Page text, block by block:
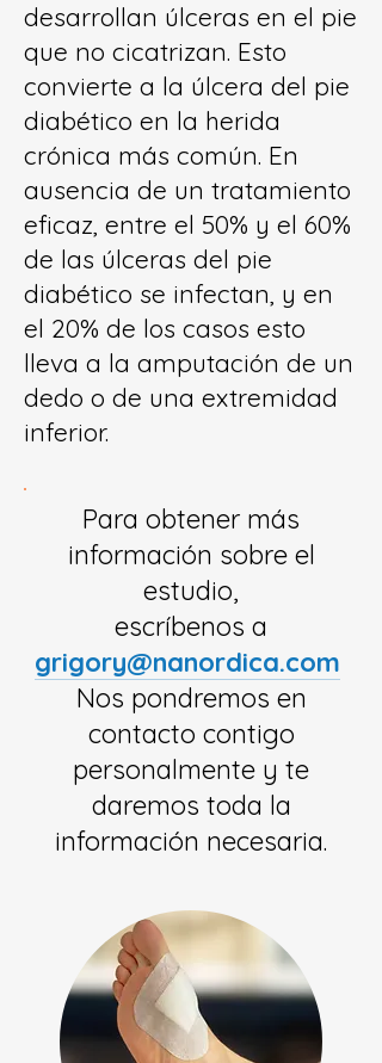
desarrollan úlceras en el pie
que no cicatrizan. Esto
convierte a la úlcera del pie
diabético en la herida
crónica más común. En
ausencia de un tratamiento
eficaz, entre el 50% y el 60%
de las úlceras del pie
diabético se infectan, y en
el 20% de los casos esto
lleva a la amputación de un
dedo o de una extremidad
inferior.
Para obtener más
información sobre el
estudio,
escríbenos a
grigory@nanordica.com
Nos pondremos en
contacto contigo
personalmente y te
daremos toda la
información necesaria.